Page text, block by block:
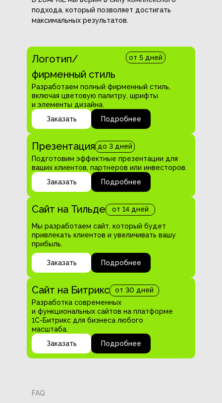
подхода, который позволяет достигать
максимальных результатов.
Логотип/
фирменный стиль
от 5 дней
Разработаем полный фирменный стиль,
включая цветовую палитру, шрифты
и элементы дизайна.
Заказать
Подробнее
Презентация до 3 дней
Подготовим эффектные презентации для
ваших клиентов, партнеров или инвесторов.
Заказать
Подробнее
Сайт на Тильде от 14 дней
Мы разработаем сайт, который будет
привлекать клиентов и увеличивать вашу
прибыль.
Заказать Подробнее
Сайт на Битрикс
от 30 дней
Разработка современных
и функциональных сайтов на платформе
1С-Битрикс для бизнеса любого
масштаба.
Заказать
Подробнее
FAQ